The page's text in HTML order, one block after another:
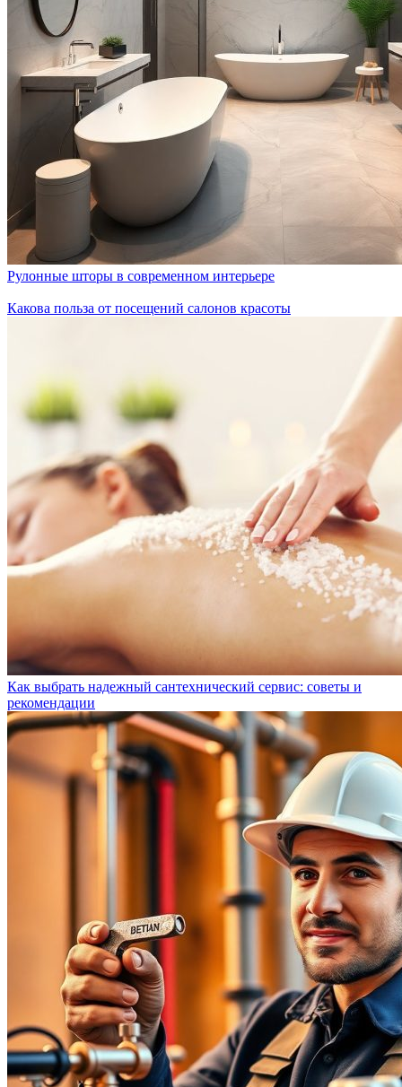
Рулонные шторы в современном интерьере
Какова польза от посещений салонов красоты
Как выбрать надежный сантехнический сервис: советы и
рекомендации